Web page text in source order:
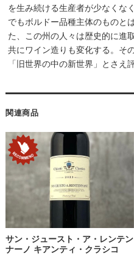
を生み続ける生産者が少なくな
でもボルドー品種主体のものと
た、この州の人々は歴史的に進
共にワイン造りも変化する。そ
「旧世界の中の新世界」とさえ
関連商品
サン・ジュースト・ア・レンテン
ナーノ キアンティ・クラシコ